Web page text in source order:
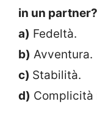
in un partner?
a) Fedeltà.
b) Avventura.
c) Stabilità.
d) Complicità